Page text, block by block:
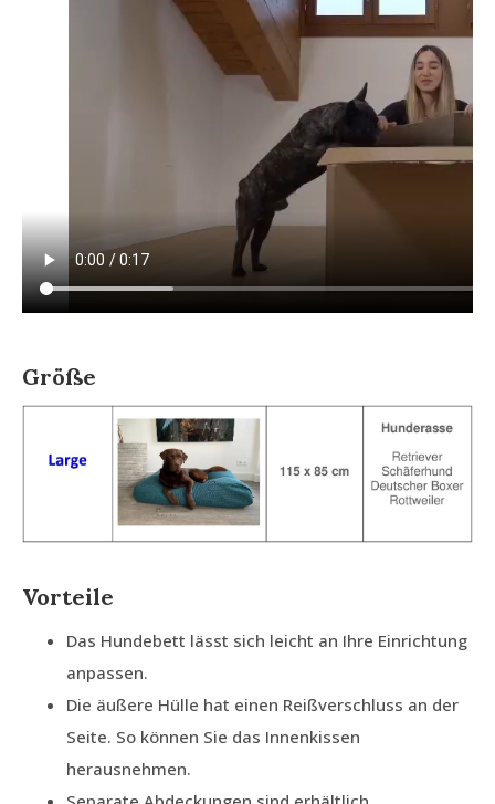
Größe
Vorteile
Das Hundebett lässt sich leicht an Ihre Einrichtung
anpassen.
Die äußere Hülle hat einen Reißverschluss an der
Seite. So können Sie das Innenkissen
herausnehmen.